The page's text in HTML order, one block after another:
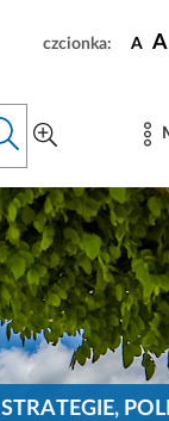
czcionka: A A
STRATEGIE,